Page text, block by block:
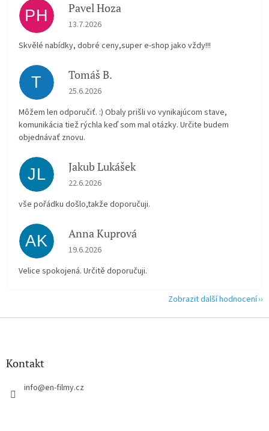
PH Pavel Hoza
Hodnocení obchodu je 5 z 5 hvězdiček.
13.7.2026
Skvělé nabídky, dobré ceny,super e-shop jako vždy!!!
T Tomáš B.
Hodnocení obchodu je 5 z 5 hvězdiček.
25.6.2026
Môžem len odporučiť. :) Obaly prišli vo vynikajúcom stave,
komunikácia tiež rýchla keď som mal otázky. Určite budem
objednávať znovu.
JL Jakub Lukášek
Hodnocení obchodu je 5 z 5 hvězdiček.
22.6.2026
vše pořádku došlo,takže doporučuji.
AK Anna Kuprová
Hodnocení obchodu je 5 z 5 hvězdiček.
19.6.2026
Velice spokojená. Určitě doporučuji.
Zobrazit další hodnocení
Z
Kontakt
info@en-filmy.cz